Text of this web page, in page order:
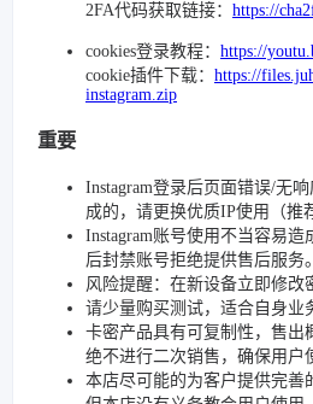
2FA代码获取链接： https://
cookies登录教程： https://
cookie插件下载： https://
instagram.zip
重要
Instagram登录后页面错误/无
成的，请更换优质IP使用（推
Instagram账号使用不当容易
后封禁账号拒绝提供售后服务。
风险提醒：在新设备立即修改
请少量购买测试，适合自身业
卡密产品具有可复制性，售出
绝不进行二次销售，确保用户
本店尽可能的为客户提供完善